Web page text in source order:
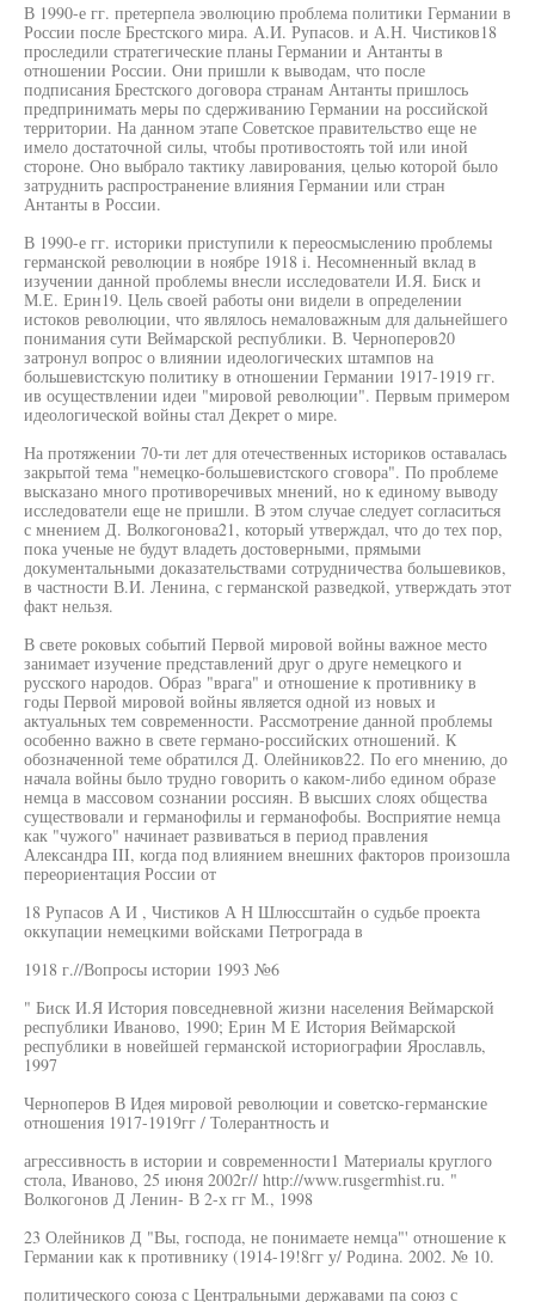
В 1990-е гг. претерпела эволюцию проблема политики Германии в
России после Брестского мира. А.И. Рупасов. и А.Н. Чистиков18
проследили стратегические планы Германии и Антанты в
отношении России. Они пришли к выводам, что после
подписания Брестского договора странам Антанты пришлось
предпринимать меры по сдерживанию Германии на российской
территории. На данном этапе Советское правительство еще не
имело достаточной силы, чтобы противостоять той или иной
стороне. Оно выбрало тактику лавирования, целью которой было
затруднить распространение влияния Германии или стран
Антанты в России.
В 1990-е гг. историки приступили к переосмыслению проблемы
германской революции в ноябре 1918 i. Несомненный вклад в
изучении данной проблемы внесли исследователи И.Я. Биск и
М.Е. Ерин19. Цель своей работы они видели в определении
истоков революции, что являлось немаловажным для дальнейшего
понимания сути Веймарской республики. В. Черноперов20
затронул вопрос о влиянии идеологических штампов на
большевистскую политику в отношении Германии 1917-1919 гг.
ив осуществлении идеи "мировой революции". Первым примером
идеологической войны стал Декрет о мире.
На протяжении 70-ти лет для отечественных историков оставалась
закрытой тема "немецко-большевистского сговора". По проблеме
высказано много противоречивых мнений, но к единому выводу
исследователи еще не пришли. В этом случае следует согласиться
с мнением Д. Волкогонова21, который утверждал, что до тех пор,
пока ученые не будут владеть достоверными, прямыми
документальными доказательствами сотрудничества большевиков,
в частности В.И. Ленина, с германской разведкой, утверждать этот
факт нельзя.
В свете роковых событий Первой мировой войны важное место
занимает изучение представлений друг о друге немецкого и
русского народов. Образ "врага" и отношение к противнику в
годы Первой мировой войны является одной из новых и
актуальных тем современности. Рассмотрение данной проблемы
особенно важно в свете германо-российских отношений. К
обозначенной теме обратился Д. Олейников22. По его мнению, до
начала войны было трудно говорить о каком-либо едином образе
немца в массовом сознании россиян. В высших слоях общества
существовали и германофилы и германофобы. Восприятие немца
как "чужого" начинает развиваться в период правления
Александра III, когда под влиянием внешних факторов произошла
переориентация России от
18 Рупасов А И , Чистиков А Н Шлюссштайн о судьбе проекта
оккупации немецкими войсками Петрограда в
1918 г.//Вопросы истории 1993 №6
" Биск И.Я История повседневной жизни населения Веймарской
республики Иваново, 1990; Ерин М Е История Веймарской
республики в новейшей германской историографии Ярославль,
1997
Черноперов В Идея мировой революции и советско-германские
отношения 1917-1919гг / Толерантность и
агрессивность в истории и современности1 Материалы круглого
стола, Иваново, 25 июня 2002г// http://www.rusgermhist.ru. "
Волкогонов Д Ленин- В 2-х гг М., 1998
23 Олейников Д "Вы, господа, не понимаете немца"' отношение к
Германии как к противнику (1914-19!8гг у/ Родина. 2002. № 10.
политического союза с Центральными державами па союз с